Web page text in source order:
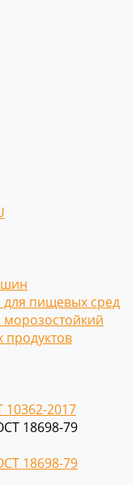
пищевых сред
10362-2017
18698-79
18698-79